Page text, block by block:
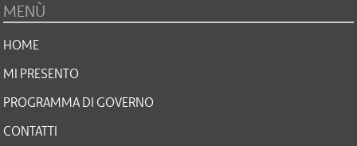
MENÙ
HOME
MI PRESENTO
PROGRAMMA DI GOVERNO
CONTATTI